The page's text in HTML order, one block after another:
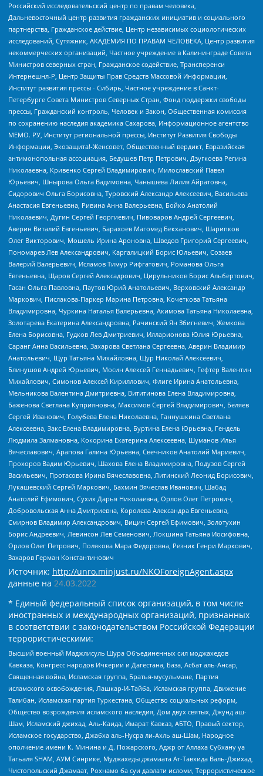
Российский исследовательский центр по правам человека,
Дальневосточный центр развития гражданских инициатив и социального
партнерства, Гражданское действие, Центр независимых социологических
исследований, Сутяжник, АКАДЕМИЯ ПО ПРАВАМ ЧЕЛОВЕКА, Центр развития
некоммерческих организаций, Частное учреждение в Калининграде Совета
Министров северных стран, Гражданское содействие, Трансперенси
Интернешнл-Р, Центр Защиты Прав Средств Массовой Информации,
Институт развития прессы - Сибирь, Частное учреждение в Санкт-
Петербурге Совета Министров Северных Стран, Фонд поддержки свободы
прессы, Гражданский контроль, Человек и Закон, Общественная комиссия
по сохранению наследия академика Сахарова, Информационное агентство
МЕМО. РУ, Институт региональной прессы, Институт Развития Свободы
Информации, Экозащита!-Женсовет, Общественный вердикт, Евразийская
антимонопольная ассоциация, Бедушев Петр Петрович, Дзугкоева Регина
Николаевна, Кривенко Сергей Владимирович, Милославский Павел
Юрьевич, Шнырова Ольга Вадимовна, Чанышева Лилия Айратовна,
Сидорович Ольга Борисовна, Туровский Александр Алексеевич, Васильева
Анастасия Евгеньевна, Ривина Анна Валерьевна, Бойко Анатолий
Николаевич, Дугин Сергей Георгиевич, Пивоваров Андрей Сергеевич,
Аверин Виталий Евгеньевич, Барахоев Магомед Бекханович, Шарипков
Олег Викторович, Мошель Ирина Ароновна, Шведов Григорий Сергеевич,
Пономарев Лев Александрович, Каргалицкий Борис Юльевич, Созаев
Валерий Валерьевич, Исламов Тимур Рифгатович, Романова Ольга
Евгеньевна, Щаров Сергей Алексадрович, Цирульников Борис Альбертович,
Гасан Ольга Павловна, Паутов Юрий Анатольевич, Верховский Александр
Маркович, Пислакова-Паркер Марина Петровна, Кочеткова Татьяна
Владимировна, Чуркина Наталья Валерьевна, Акимова Татьяна Николаевна,
Золотарева Екатерина Александровна, Рачинский Ян Збигневич, Жемкова
Елена Борисовна, Гудков Лев Дмитриевич, Илларионова Юлия Юрьевна,
Саранг Анна Васильевна, Захарова Светлана Сергеевна, Аверин Владимир
Анатольевич, Щур Татьяна Михайловна, Щур Николай Алексеевич,
Блинушов Андрей Юрьевич, Мосин Алексей Геннадьевич, Гефтер Валентин
Михайлович, Симонов Алексей Кириллович, Флиге Ирина Анатольевна,
Мельникова Валентина Дмитриевна, Вититинова Елена Владимировна,
Баженова Светлана Куприяновна, Максимов Сергей Владимирович, Беляев
Сергей Иванович, Голубева Елена Николаевна, Ганнушкина Светлана
Алексеевна, Закс Елена Владимировна, Буртина Елена Юрьевна, Гендель
Людмила Залмановна, Кокорина Екатерина Алексеевна, Шуманов Илья
Вячеславович, Арапова Галина Юрьевна, Свечников Анатолий Мариевич,
Прохоров Вадим Юрьевич, Шахова Елена Владимировна, Подузов Сергей
Васильевич, Протасова Ирина Вячеславовна, Литинский Леонид Борисович,
Лукашевский Сергей Маркович, Бахмин Вячеслав Иванович, Шабад
Анатолий Ефимович, Сухих Дарья Николаевна, Орлов Олег Петрович,
Добровольская Анна Дмитриевна, Королева Александра Евгеньевна,
Смирнов Владимир Александрович, Вицин Сергей Ефимович, Золотухин
Борис Андреевич, Левинсон Лев Семенович, Локшина Татьяна Иосифовна,
Орлов Олег Петрович, Полякова Мара Федоровна, Резник Генри Маркович,
Захаров Герман Константинович
Источник: http://unro.minjust.ru/NKOForeignAgent.aspx
данные на 24.03.2022
* Единый федеральный список организаций, в том числе
иностранных и международных организаций, признанных
в соответствии с законодательством Российской Федерации
террористическими:
Высший военный Маджлисуль Шура Объединенных сил моджахедов
Кавказа, Конгресс народов Ичкерии и Дагестана, База, Асбат аль-Ансар,
Священная война, Исламская группа, Братья-мусульмане, Партия
исламского освобождения, Лашкар-И-Тайба, Исламская группа, Движение
Талибан, Исламская партия Туркестана, Общество социальных реформ,
Общество возрождения исламского наследия, Дом двух святых, Джунд аш-
Шам, Исламский джихад, Аль-Каида, Имарат Кавказ, АБТО, Правый сектор,
Исламское государство, Джабха аль-Нусра ли-Ахль аш-Шам, Народное
ополчение имени К. Минина и Д. Пожарского, Аджр от Аллаха Субхану уа
Тагьаля SHAM, АУМ Синрике, Муджахеды джамаата Ат-Тавхида Валь-Джихад,
Чистопольский Джамаат, Рохнамо ба суи давлати исломи, Террористическое